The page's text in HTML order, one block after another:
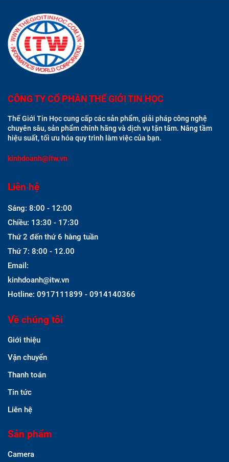
CÔNG TY CỔ PHẦN THẾ GIỚI TIN HỌC
Thế Giới Tin Học cung cấp các sản phẩm, giải pháp công nghệ
chuyên sâu, sản phẩm chính hãng và dịch vụ tận tâm. Nâng tầm
hiệu suất, tối ưu hóa quy trình làm việc của bạn.
kinhdoanh@itw.vn
Liên hệ
Sáng: 8:00 - 12:00
Chiều: 13:30 - 17:30
Thứ 2 đến thứ 6 hàng tuần
Thứ 7: 8:00 - 12.00
Email:
kinhdoanh@itw.vn
Hotline: 0917111899 - 0914140366
Về chúng tôi
Giới thiệu
Vận chuyển
Thanh toán
Tin tức
Liên hệ
Sản phẩm
Camera